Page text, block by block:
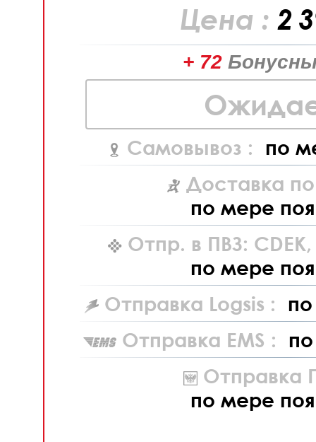
Цена : 2
+ 72
Самовывоз : по
Доставка
по мере
Отпр. в ПВЗ: CDEK,
по мере
Отправка Logsis :
Отправка EMS :
Отправка
по мере